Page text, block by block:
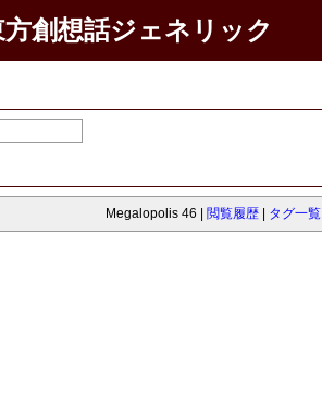
創想話ジェネリック
Megalopolis 46 閲覧履歴 タグ一覧